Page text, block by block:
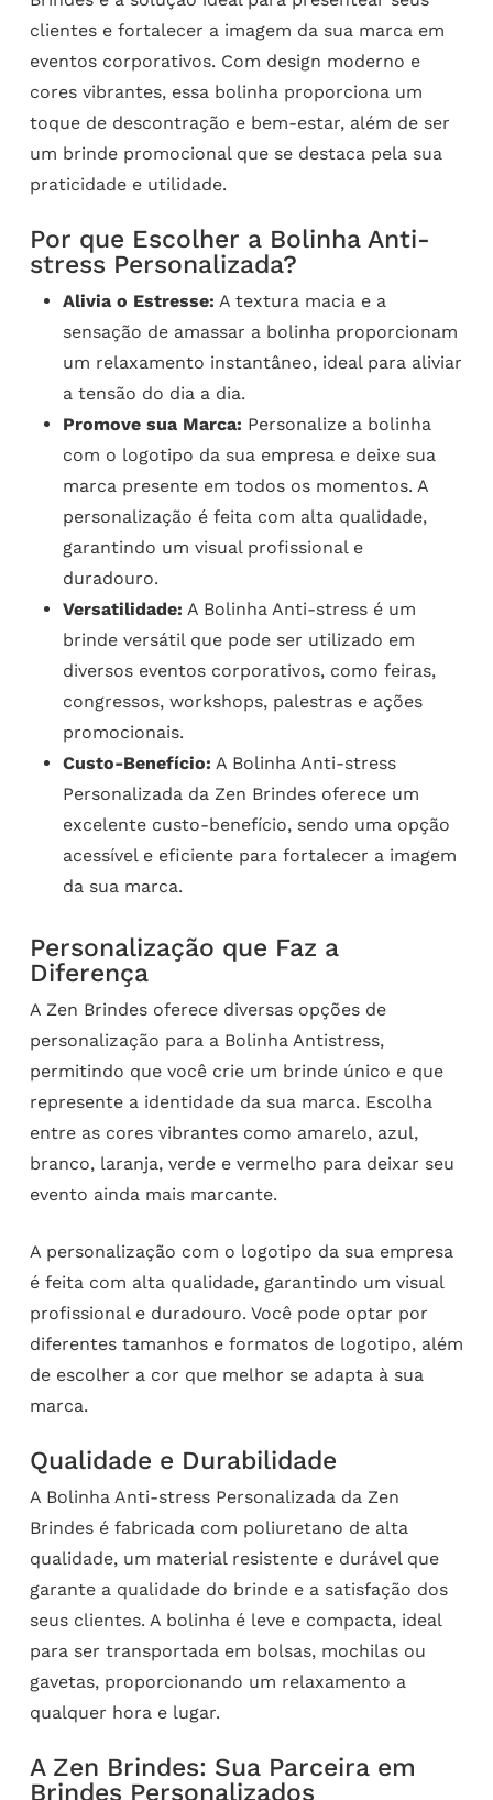
clientes e fortalecer a imagem da sua marca em
eventos corporativos. Com design moderno e
cores vibrantes, essa bolinha proporciona um
toque de descontração e bem-estar, além de ser
um brinde promocional que se destaca pela sua
praticidade e utilidade.
Por que Escolher a Bolinha Anti-
stress Personalizada?
Alivia o Estresse: A textura macia e a
sensação de amassar a bolinha proporcionam
um relaxamento instantâneo, ideal para aliviar
a tensão do dia a dia.
Promove sua Marca: Personalize a bolinha
com o logotipo da sua empresa e deixe sua
marca presente em todos os momentos. A
personalização é feita com alta qualidade,
garantindo um visual profissional e
duradouro.
Versatilidade: A Bolinha Anti-stress é um
brinde versátil que pode ser utilizado em
diversos eventos corporativos, como feiras,
congressos, workshops, palestras e ações
promocionais.
Custo-Benefício: A Bolinha Anti-stress
Personalizada da Zen Brindes oferece um
excelente custo-benefício, sendo uma opção
acessível e eficiente para fortalecer a imagem
da sua marca.
Personalização que Faz a
Diferença
A Zen Brindes oferece diversas opções de
personalização para a Bolinha Antistress,
permitindo que você crie um brinde único e que
represente a identidade da sua marca. Escolha
entre as cores vibrantes como amarelo, azul,
branco, laranja, verde e vermelho para deixar seu
evento ainda mais marcante.
A personalização com o logotipo da sua empresa
é feita com alta qualidade, garantindo um visual
profissional e duradouro. Você pode optar por
diferentes tamanhos e formatos de logotipo, além
de escolher a cor que melhor se adapta à sua
marca.
Qualidade e Durabilidade
A Bolinha Anti-stress Personalizada da Zen
Brindes é fabricada com poliuretano de alta
qualidade, um material resistente e durável que
garante a qualidade do brinde e a satisfação dos
seus clientes. A bolinha é leve e compacta, ideal
para ser transportada em bolsas, mochilas ou
gavetas, proporcionando um relaxamento a
qualquer hora e lugar.
A Zen Brindes: Sua Parceira em
Brindes Personalizados